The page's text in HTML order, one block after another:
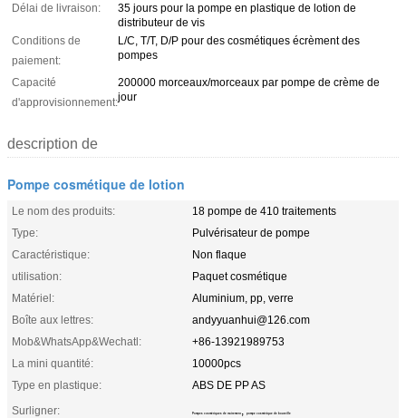
Délai de livraison:
35 jours pour la pompe en plastique de lotion de
distributeur de vis
Conditions de
paiement:
L/C, T/T, D/P pour des cosmétiques écrèment des
pompes
Capacité
d'approvisionnement:
200000 morceaux/morceaux par pompe de crème de
jour
description de
Pompe cosmétique de lotion
Le nom des produits:
18 pompe de 410 traitements
Type:
Pulvérisateur de pompe
Caractéristique:
Non flaque
utilisation:
Paquet cosmétique
Matériel:
Aluminium, pp, verre
Boîte aux lettres:
andyyuanhui@126.com
Mob&WhatsApp&Wechatl:
+86-13921989753
La mini quantité:
10000pcs
Type en plastique:
ABS DE PP AS
Surligner:
Pompes cosmétiques de traitement , pompe cosmétique de bouteille